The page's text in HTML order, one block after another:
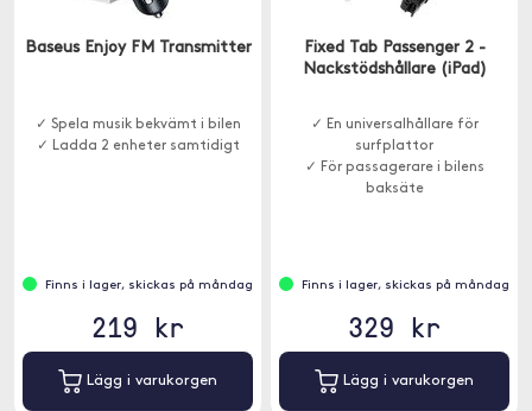
Baseus Enjoy FM Transmitter
✓ Spela musik bekvämt i bilen
✓ Ladda 2 enheter samtidigt
Finns i lager, skickas på måndag
219 kr
Lägg i varukorgen
Fixed Tab Passenger 2 -
Nackstödshållare (iPad)
✓ En universalhållare för
surfplattor
✓ För passagerare i bilens
baksäte
Finns i lager, skickas på måndag
329 kr
Lägg i varukorgen